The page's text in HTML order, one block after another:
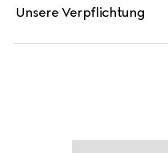
Unsere Verpflichtung